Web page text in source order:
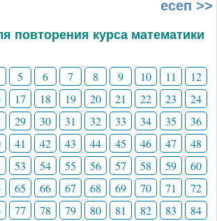
есеп >>
повторения курса математики
5 6 7 8 9 10 11
12
17 18 19 20 21 22 23
24
29 30 31 32 33 34 35
36
41 42 43 44 45 46 47
48
53 54 55 56 57 58 59
60
65 66 67 68 69 70 71
72
77 78 79 80 81 82 83 84